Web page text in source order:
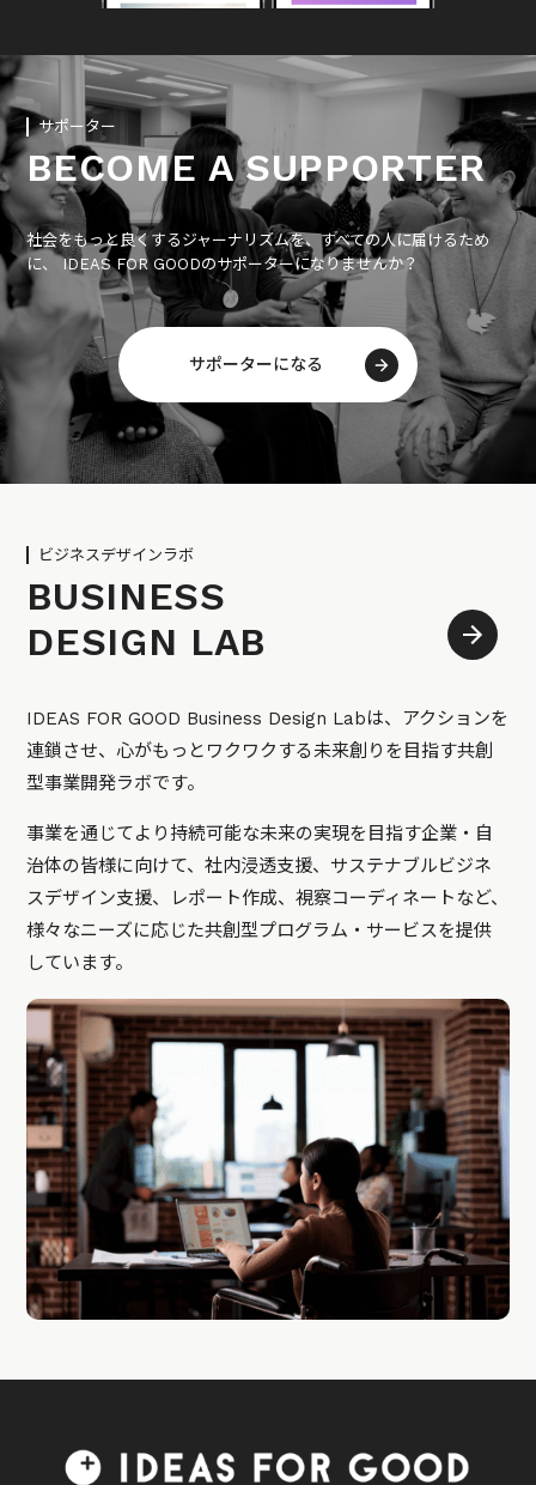
サポーター
BECOME A SUPPORTER
社会をもっと良くするジャーナリズムを、すべての人に届けるため
に、 IDEAS FOR GOODのサポーターになりませんか？
サポーターになる
ビジネスデザインラボ
BUSINESS
DESIGN LAB
IDEAS FOR GOOD Business Design Labは、アクションを
連鎖させ、心がもっとワクワクする未来創りを目指す共創
型事業開発ラボです。
事業を通じてより持続可能な未来の実現を目指す企業・自
治体の皆様に向けて、社内浸透支援、サステナブルビジネ
スデザイン支援、レポート作成、視察コーディネートなど、
様々なニーズに応じた共創型プログラム・サービスを提供
しています。